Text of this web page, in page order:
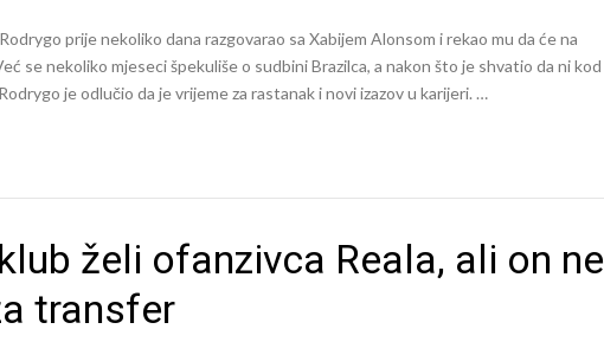
prije nekoliko dana razgovarao sa Xabijem Alonsom i rekao mu da će na
se nekoliko mjeseci špekuliše o sudbini Brazilca, a nakon što je shvatio da ni kod
je odlučio da je vrijeme za rastanak i novi izazov u karijeri. …
želi ofanzivca Reala, ali on ne
transfer